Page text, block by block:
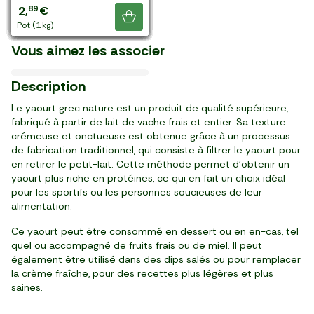
5,79€
pot (1 kg)
2,19€
pot (150 g)
3,29€
pack de 2 (250 g)
3,59€
pot (500 g)
3,59€
pot (500 g)
1,19€
pot (150 g)
2,99€
pot (375 g)
3,19€
pack de 4 (500 g)
2,89€
pack de 4 (500 g)
2,79€
pack de 8 (1 kg)
1,99€
pack de 2 (250 g)
3,19€
pack de 4 (500 g)
6,99€
pot (1 kg)
1,49€
pack de 4 (400 g)
5,59€
pièce (1,5 kg)
4,19€
pot (400 g)
2,39€
pot (500 g)
3,79€
pot (1 kg)
2,89€
pot (1 kg)
Je découvre
Vous aimez les associer
Le Miel de fleurs
3,29 €
Le Granola aux 2 chocolats
et amande BIO
4,69 €
le 2ème à -50%
Les Cerneaux de noix
6,69 €
La Confiture de framboise
Willamette
3,19 €
Prix Malin
Les Crèmes dessert
chocolat
France
2,89 €
La Pâte feuilletée au
beurre frais
élaborée en France
2,49 €
La Barre de granola
noisettes sarrasin BIO
2,39 €
de pomme, framboise et
myrtille BIO
3,19 €
La Cerise en barquette
Belgique
4,99 €
Dès 6 mois
multiparfums fruits rouges
BIO
élaboré en France
7,95 €
Description
Le yaourt grec nature est un produit de qualité supérieure,
fabriqué à partir de lait de vache frais et entier. Sa texture
crémeuse et onctueuse est obtenue grâce à un processus
de fabrication traditionnel, qui consiste à filtrer le yaourt pour
en retirer le petit-lait. Cette méthode permet d'obtenir un
yaourt plus riche en protéines, ce qui en fait un choix idéal
pour les sportifs ou les personnes soucieuses de leur
alimentation.
Ce yaourt peut être consommé en dessert ou en en-cas, tel
quel ou accompagné de fruits frais ou de miel. Il peut
également être utilisé dans des dips salés ou pour remplacer
la crème fraîche, pour des recettes plus légères et plus
saines.